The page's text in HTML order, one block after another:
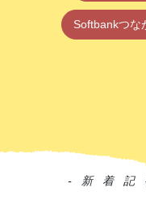
Softbankつな
-新着記